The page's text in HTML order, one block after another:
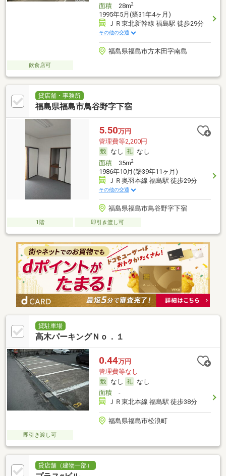
面積28m2
1995年5月(築31年4ヶ月)
ＪＲ東北新幹線 福島駅 徒歩29分
その他の交通
福島県福島市方木田字南島
飲食店可
貸店舗・事務所
福島県福島市鳥谷野字下宿
5.50万円
管理費等2,200円
なし
なし
面積35m2
1986年10月(築39年11ヶ月)
ＪＲ奥羽本線 福島駅 徒歩29分
その他の交通
福島県福島市鳥谷野字下宿
1階 即引き渡し可
貸駐車場
高木パーキングＮｏ．１
0.44万円
管理費等なし
なし
なし
面積-
ＪＲ東北本線 福島駅 徒歩38分
福島県福島市松浪町
即引き渡し可
貸店舗（建物一部）